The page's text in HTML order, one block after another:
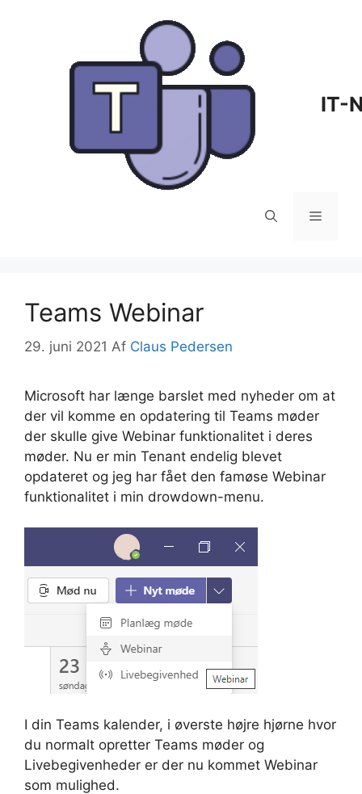
IT-
Menu
Teams Webinar
29. juni 2021 Af Claus Pedersen
Microsoft har længe barslet med nyheder om at
der vil komme en opdatering til Teams møder
der skulle give Webinar funktionalitet i deres
møder. Nu er min Tenant endelig blevet
opdateret og jeg har fået den famøse Webinar
funktionalitet i min drowdown-menu.
I din Teams kalender, i øverste højre hjørne hvor
du normalt opretter Teams møder og
Livebegivenheder er der nu kommet Webinar
som mulighed.